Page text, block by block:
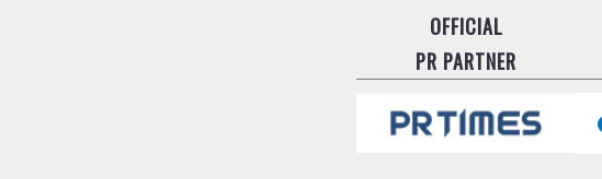
OFFICIAL
PR PARTNER